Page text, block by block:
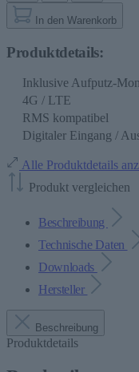
In den Warenkorb
Produktdetails:
Inklusive Aufputz-
4G / LTE
RMS kompatibel
Digitaler Eingang /
Alle Produktdetails
Produkt vergleichen
Beschreibung
Technische Daten
Downloads
Hersteller
Beschreibung
Produktdetails